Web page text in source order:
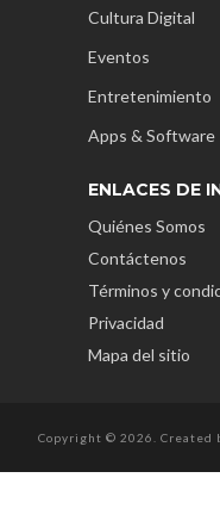
Cultura Digital
Eventos
Entretenimiento
Apps & Software
ENLACES DE
Quiénes Somos
Contáctenos
Términos y
Privacidad
Mapa del sitio
Copyright © 2026. Created